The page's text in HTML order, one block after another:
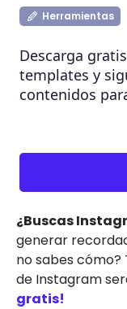
Herramientas
Descarga
templates y
contenidos
¿Buscas
generar
no sabes cómo?
de Instagram
gratis!